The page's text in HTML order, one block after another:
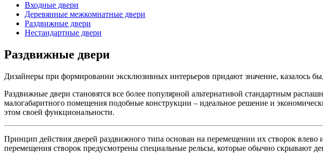
Входные двери
Деревянные межкомнатные двери
Раздвижные двери
Нестандартные двери
Раздвижные двери
Дизайнеры при формировании эксклюзивных интерьеров придают значение, казалось
Раздвижные двери становятся все более популярной альтернативой стандартным
малогабаритного помещения подобные конструкции – идеальное решение и
этом своей функциональности.
Принцип действия дверей раздвижного типа основан на перемещении их створок
перемещения створок предусмотрены специальные рельсы, которые обычно скрывают